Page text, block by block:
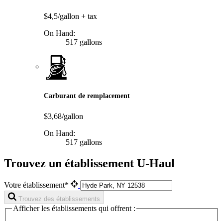
$4,5/gallon + tax
On Hand:
517 gallons
Carburant de remplacement
$3,68/gallon
On Hand:
517 gallons
Trouvez un établissement U-Haul
Votre établissement*
Trouvez des établissements
Afficher les établissements qui offrent :